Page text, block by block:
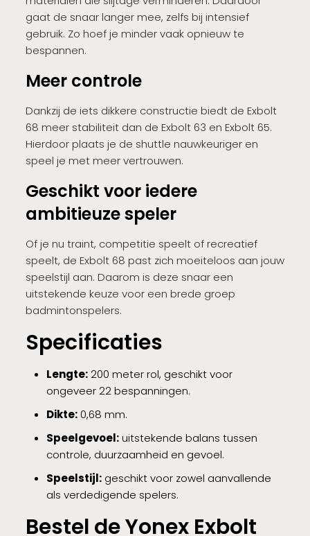
gaat de snaar langer mee, zelfs bij intensief
gebruik. Zo hoef je minder vaak opnieuw te
bespannen.
Meer controle
Dankzij de iets dikkere constructie biedt de Exbolt
68 meer stabiliteit dan de Exbolt 63 en Exbolt 65.
Hierdoor plaats je de shuttle nauwkeuriger en
speel je met meer vertrouwen.
Geschikt voor iedere
ambitieuze speler
Of je nu traint, competitie speelt of recreatief
speelt, de Exbolt 68 past zich moeiteloos aan jouw
speelstijl aan. Daarom is deze snaar een
uitstekende keuze voor een brede groep
badmintonspelers.
Specificaties
Lengte:200 meter rol, geschikt voor
ongeveer 22 bespanningen.
Dikte:0,68 mm.
Speelgevoel:uitstekende balans tussen
controle, duurzaamheid en gevoel.
Speelstijl:geschikt voor zowel aanvallende
als verdedigende spelers.
Bestel de Yonex Exbolt